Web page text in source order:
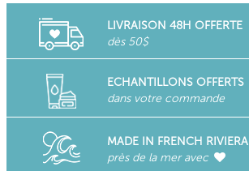
LIVRAISON 48H OFFERTE
dès 50$
ECHANTILLONS OFFERTS
dans votre commande
MADE IN FRENCH RIVIERA
près de la mer avec